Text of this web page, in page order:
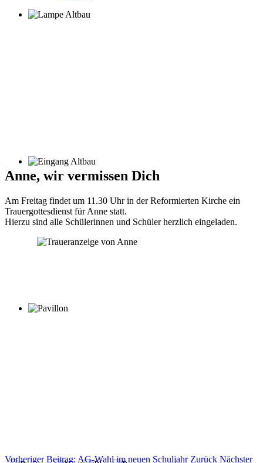
Anne, wir vermissen Dich
Am Freitag findet um 11.30 Uhr in der Reformierten Kirche ein
Trauergottesdienst für Anne statt.
Hierzu sind alle Schülerinnen und Schüler herzlich eingeladen.
Vorheriger Beitrag: AG-Wahl im neuen Schuljahr Zurück Nächster